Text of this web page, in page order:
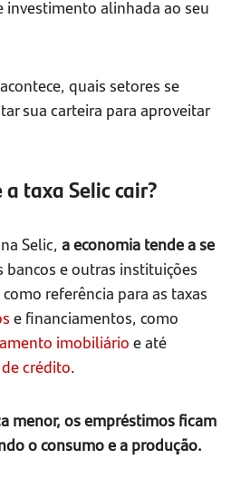
investimento alinhada ao seu
quais setores se
sua carteira para aproveitar
taxa Selic cair?
Selic, a economia tende a se
bancos e outras instituições
referência para as taxas
e financiamentos, como
imobiliário e até
crédito.
menor, os empréstimos ficam
o consumo e a produção.